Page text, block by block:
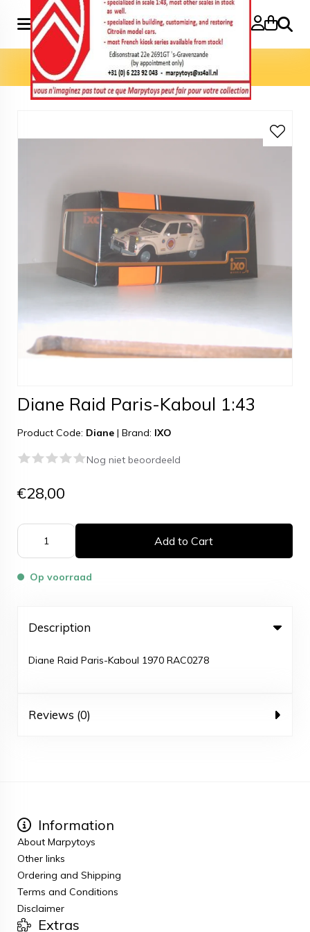
Search
Home» Model cars 1:43»Diane Raid Paris-Kaboul 1:43
Diane Raid Paris-Kaboul 1:43
Product Code: Diane | Brand: IXO
Nog niet beoordeeld
€28,00
Add to Cart
Op voorraad
Description
Diane Raid Paris-Kaboul 1970 RAC0278
Reviews (0)
Information
About Marpytoys
Other links
Ordering and Shipping
Terms and Conditions
Disclaimer
Extras